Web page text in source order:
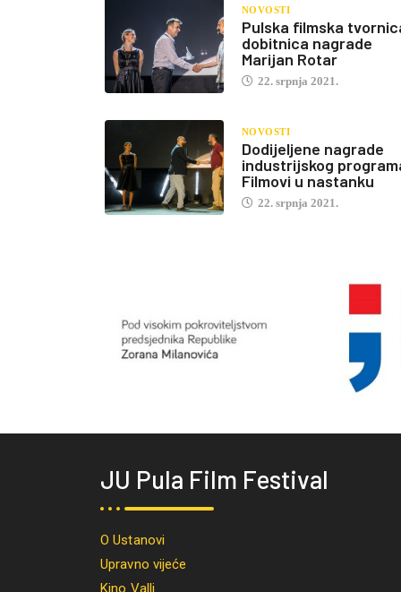
NOVOSTI
Pulska filmska
dobitnica nagrade
Marijan Rotar
22. srpnja 2021.
NOVOSTI
Dodijeljene nagrade
industrijskog
Filmovi u nastanku
22. srpnja 2021.
JU Pula Film Festival
O Ustanovi
Upravno vijeće
Kino Valli